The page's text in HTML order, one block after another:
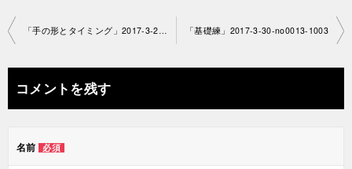
投
ナ
ビ
ー
「基礎練」2017-3-30-no0013-1003
コメントを残す
名前 必須